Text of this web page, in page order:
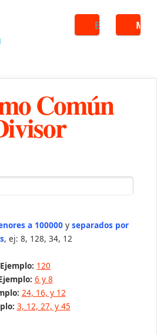
Buscar
Común
a 100000y separados por
, ej: 8, 128, 34, 12
Ejemplo: 120
6 y 8
24, 16, y 12
3, 12, 27, y 45